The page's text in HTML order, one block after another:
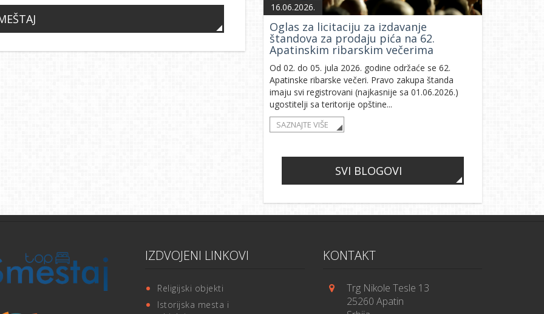
16.06.2026.
Oglas za licitaciju za izdavanje
štandova za prodaju pića na 62.
Apatinskim ribarskim večerima
Od 02. do 05. jula 2026. godine održaće se 62.
Apatinske ribarske večeri. Pravo zakupa štanda
imaju svi registrovani (najkasnije sa 01.06.2026.)
ugostitelji sa teritorije opštine...
SAZNAJTE VIŠE
SVI BLOGOVI
IZDVOJENI LINKOVI
Religijski objekti
Istorijska mesta i
KONTAKT
Trg Nikole Tesle 13
25260 Apatin